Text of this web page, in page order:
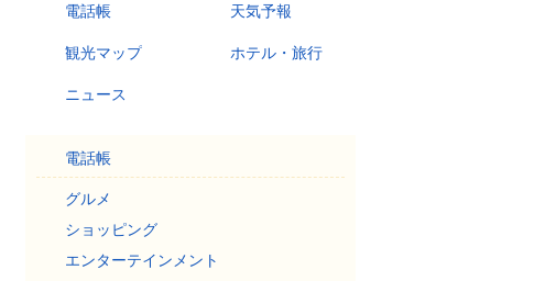
電話帳
天気予報
観光マップ ホテル・旅行
ニュース
電話帳
グルメ
ショッピング
エンターテインメント